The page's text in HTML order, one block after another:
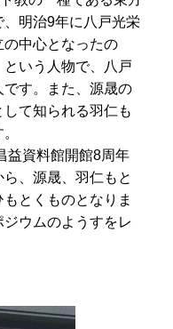
明治9年に八戸光栄
中心となったの
いう人物で、八戸
す。また、源晟の
て知られる羽仁も
益資料館開館8周年
、源晟、羽仁もと
とくものとなりま
ウムのようすをレ